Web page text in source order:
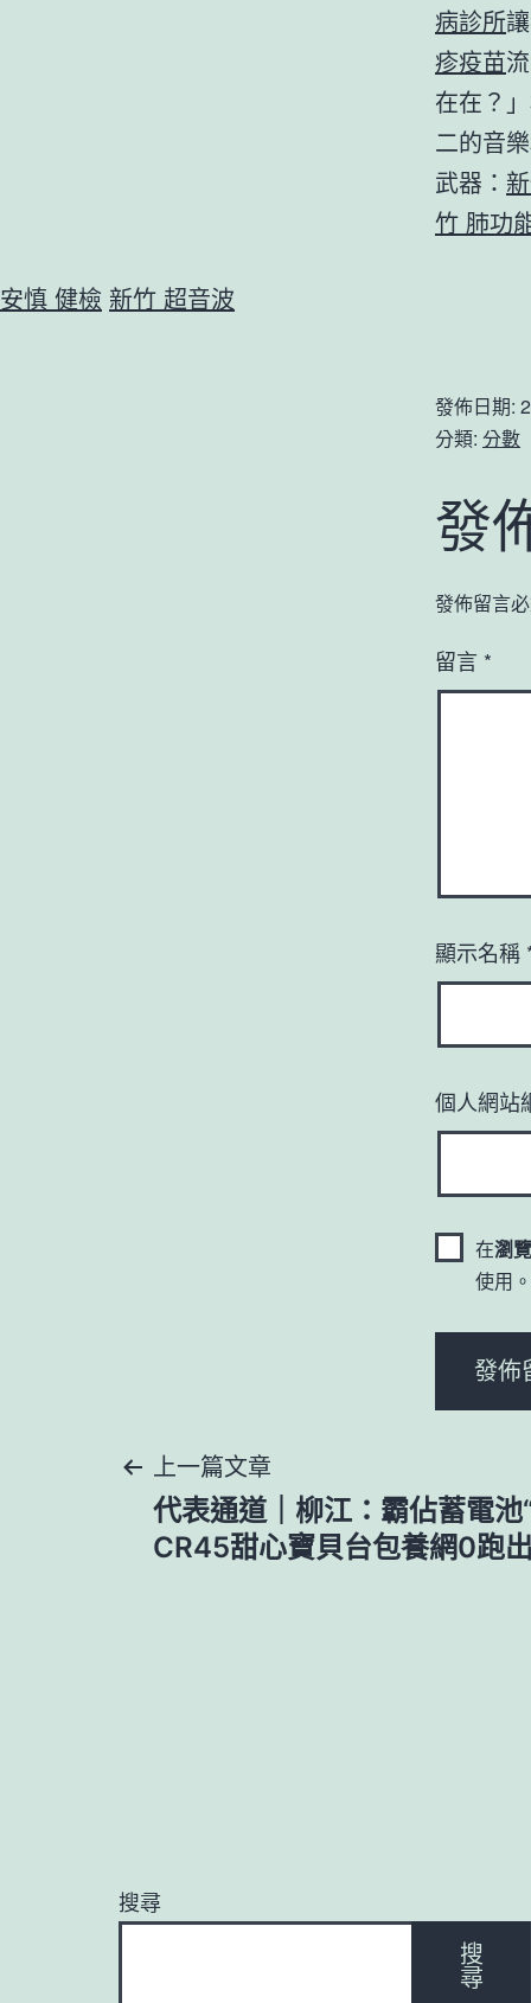
病診所
疹疫苗
在在？
二的音
武器：
竹 肺功
安慎 健檢 新竹 超音波
發佈日期:
分類: 分數
發
發佈留言
留言 *
顯示名稱
個人網站
在瀏
使用。
文
章
上一篇文章
代表通道｜柳江：霸佔蓄電池
CR45甜心寶貝台包養網0跑
搜尋
搜
尋